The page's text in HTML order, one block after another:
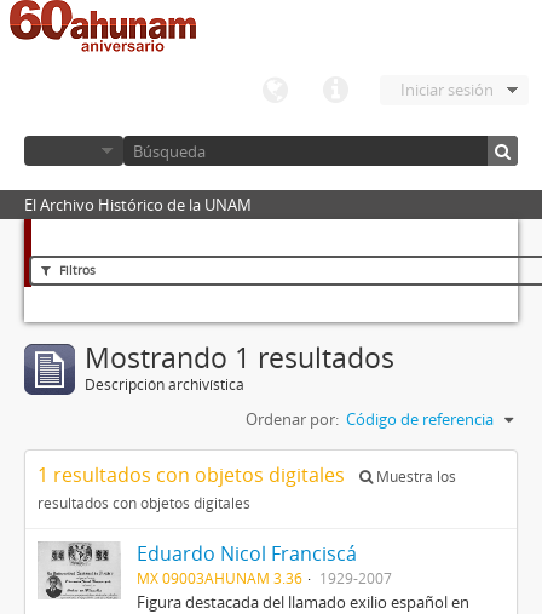
Iniciar sesión
El Archivo Histórico de la UNAM
Filtros
Mostrando 1 resultados
Descripción archivística
Ordenar por: Código de referencia
1 resultados con objetos digitales
Muestra los
resultados con objetos digitales
Eduardo Nicol Franciscá
MX 09003AHUNAM 3.36 1929-2007
Figura destacada del llamado exilio español en